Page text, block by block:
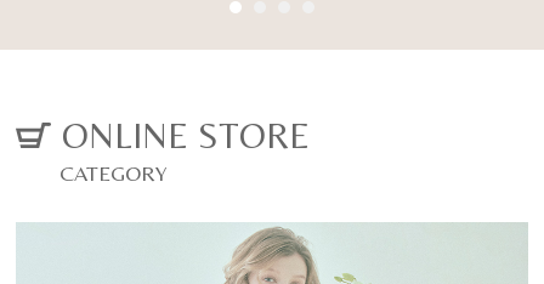
ONLINE STORE
CATEGORY